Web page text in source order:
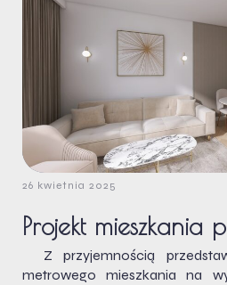
26 kwietnia 2025
Projekt mieszkania
Z przyjemnością
metrowego mieszkania na